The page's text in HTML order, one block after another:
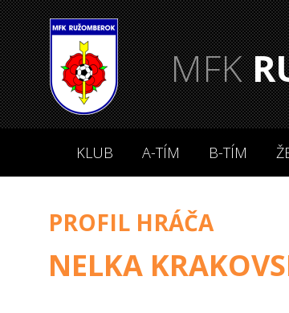
MFK
KLUB A-TÍM B-TÍM
PROFIL HRÁČA
NELKA